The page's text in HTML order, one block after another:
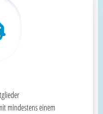
mindestens einem